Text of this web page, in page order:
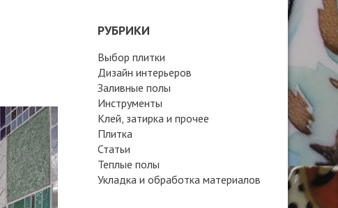
РУБРИКИ
Выбор плитки
Дизайн интерьеров
Заливные полы
Инструменты
Клей, затирка и прочее
Плитка
Статьи
Теплые полы
Укладка и обработка материалов